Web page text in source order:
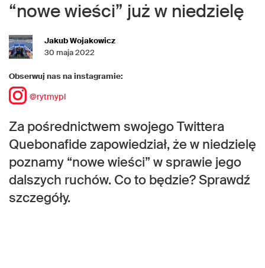
“nowe wieści” już w niedzielę
Jakub Wojakowicz
30 maja 2022
Obserwuj nas na instagramie:
@rytmypl
Za pośrednictwem swojego Twittera
Quebonafide zapowiedział, że w niedzielę
poznamy “nowe wieści” w sprawie jego
dalszych ruchów. Co to będzie? Sprawdź
szczegóły.